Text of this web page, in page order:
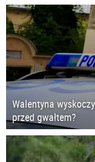
Walentyna
przed gwałtem?